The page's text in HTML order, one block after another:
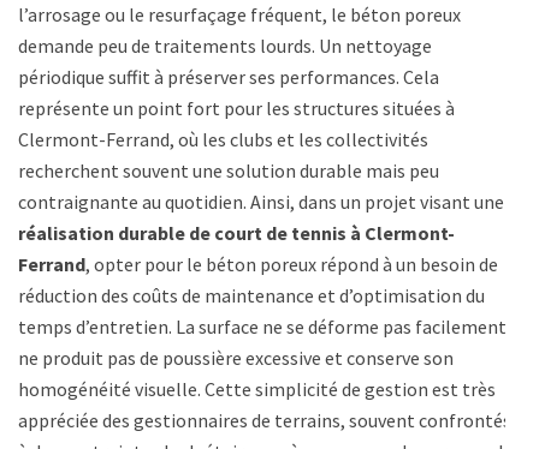
l’arrosage ou le resurfaçage fréquent, le béton poreux
demande peu de traitements lourds. Un nettoyage
périodique suffit à préserver ses performances. Cela
représente un point fort pour les structures situées à
Clermont-Ferrand, où les clubs et les collectivités
recherchent souvent une solution durable mais peu
contraignante au quotidien. Ainsi, dans un projet visant une
réalisation durable de court de tennis à Clermont-
Ferrand, opter pour le béton poreux répond à un besoin de
réduction des coûts de maintenance et d’optimisation du
temps d’entretien. La surface ne se déforme pas facilement,
ne produit pas de poussière excessive et conserve son
homogénéité visuelle. Cette simplicité de gestion est très
appréciée des gestionnaires de terrains, souvent confrontés